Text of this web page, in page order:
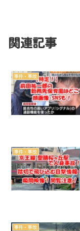
関連記事
事件・事故
事件・事故
事件・事故